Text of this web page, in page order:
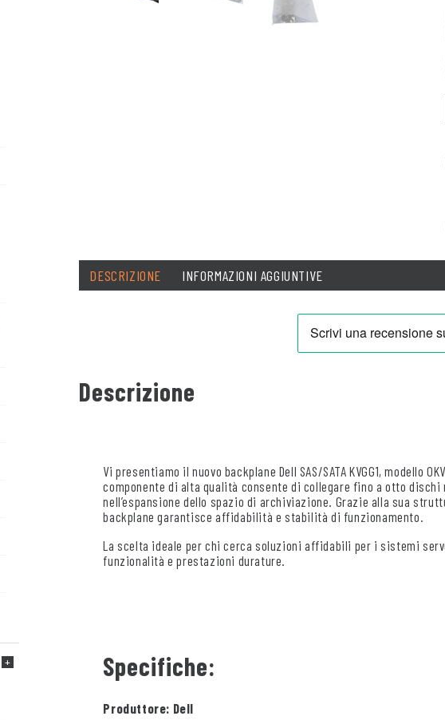
DESCRIZIONE INFORMAZIONI AGGIUNTIVE
Descrizione
Vi presentiamo il nuovo backplane Dell SAS/SATA KVGG1, modello
componente di alta qualità consente di collegare fino a otto
nell’espansione dello spazio di archiviazione. Grazie alla sua
backplane garantisce affidabilità e stabilità di funzionamento.
La scelta ideale per chi cerca soluzioni affidabili per i sistemi
funzionalità e prestazioni durature.
Specifiche:
Produttore: Dell